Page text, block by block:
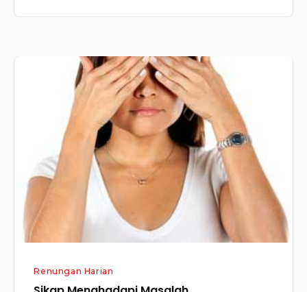
Menghadapi
Renungan Harian